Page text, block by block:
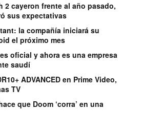
2 cayeron frente al año pasado,
sus expectativas
la compañía iniciará su
el próximo mes
oficial y ahora es una empresa
saudí
ADVANCED en Prime Video,
TV
que Doom ‘corra’ en una